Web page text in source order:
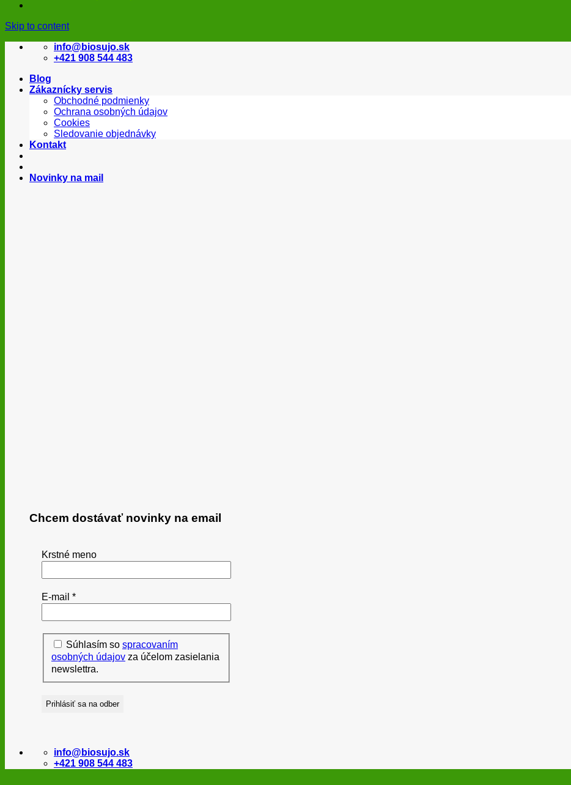
Skip to content
info@biosujo.sk
+421 908 544 483
Blog
Zákaznícky servis
Obchodné podmienky
Ochrana osobných údajov
Cookies
Sledovanie objednávky
Kontakt
Novinky na mail
Chcem dostávať novinky na email
Krstné meno
E-mail *
Súhlasím so spracovaním
osobných údajov za účelom zasielania
newslettra.
info@biosujo.sk
+421 908 544 483